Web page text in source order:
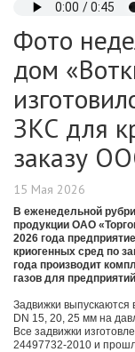
Фото
дом
ЗКС для
заказу
15 Мая 2026
В еженедельной
продукции ОАО
2026 года
криогенных сред по
года производит
газов для
Задвижки
DN 15, 20, 25 мм на
Все задвижки
24497732-2010 и